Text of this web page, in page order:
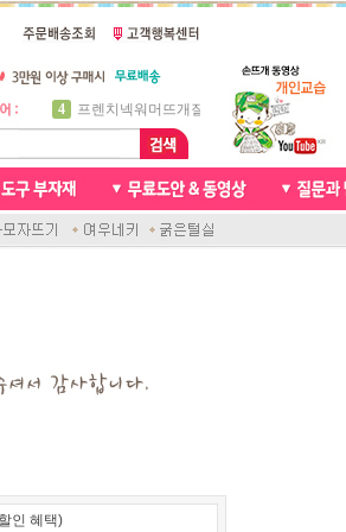
5
비니방울모자 동영상
6
꽈배기목도리
7
천연가죽 핸드메이드라벨
8
신생아모자뜨기
10
손뜨개인형
1
자라무늬 목도리뜨기
인 혜택)